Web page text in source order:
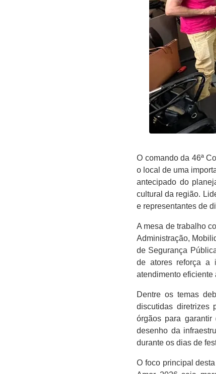
O comando da 46ª
o local de uma
antecipado do
cultural da região.
e representantes de
A mesa de trabalho
Administração,
de Segurança
de atores reforça a
atendimento eficiente
Dentre os temas
discutidas diretrizes
órgãos para
desenho da
durante os dias de
O foco principal